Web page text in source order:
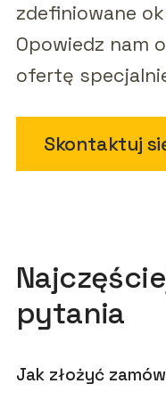
zdefiniowane
Opowiedz nam
ofertę
Skontaktuj
pytania
Jak złożyć